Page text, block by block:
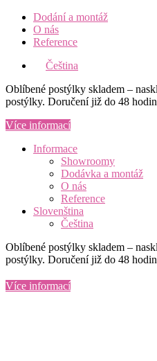
Přejít
obsahu
Dodání a montáž
O nás
Reference
Čeština
Oblíbené postýlky skladem –
postýlky. Doručení již do 48
Více informací
Main
Informace
Showroomy
Dodávka a montáž
O nás
Reference
Slovenština
Čeština
Oblíbené postýlky skladem –
postýlky. Doručení již do 48
Více informací